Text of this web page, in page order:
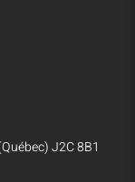
J2C 8B1